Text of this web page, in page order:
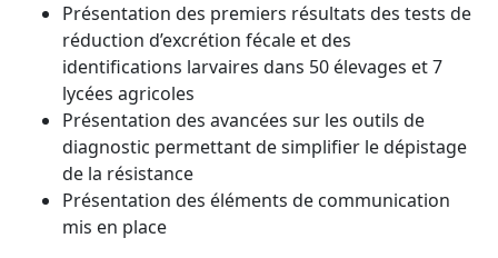
Présentation des premiers résultats des tests de
réduction d’excrétion fécale et des
identifications larvaires dans 50 élevages et 7
lycées agricoles
Présentation des avancées sur les outils de
diagnostic permettant de simplifier le dépistage
de la résistance
Présentation des éléments de communication
mis en place